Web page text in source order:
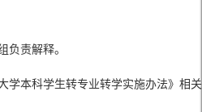
负责解释。
学本科学生转专业转学实施办法》相关